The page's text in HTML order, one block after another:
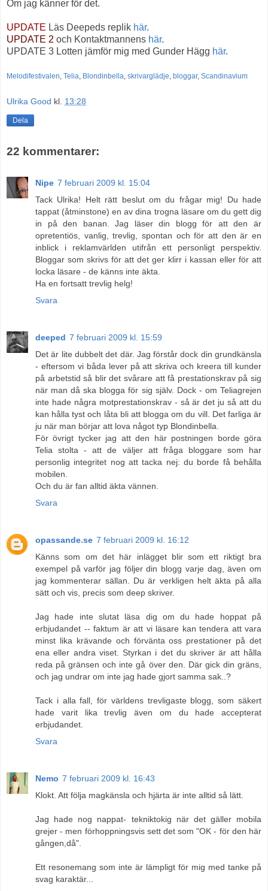
Om jag känner för det.
UPDATE Läs Deepeds replik här.
UPDATE 2 och Kontaktmannens här.
UPDATE 3 Lotten jämför mig med Gunder Hägg här.
Melodifestivalen, Telia, Blondinbella, skrivarglädje, bloggar, Scandinavium
Ulrika Good kl. 13:28
Dela
22 kommentarer:
Nipe 7 februari 2009 kl. 15:04
Tack Ulrika! Helt rätt beslut om du frågar mig! Du hade
tappat (åtminstone) en av dina trogna läsare om du gett dig
in på den banan. Jag läser din blogg för att den är
opretentiös, vanlig, trevlig, spontan och för att den är en
inblick i reklamvärlden utifrån ett personligt perspektiv.
Bloggar som skrivs för att det ger klirr i kassan eller för att
locka läsare - de känns inte äkta.
Ha en fortsatt trevlig helg!
Svara
deeped 7 februari 2009 kl. 15:59
Det är lite dubbelt det där. Jag förstår dock din grundkänsla
- eftersom vi båda lever på att skriva och kreera till kunder
på arbetstid så blir det svårare att få prestationskrav på sig
när man då ska blogga för sig själv. Dock - om Teliagrejen
inte hade några motprestationskrav - så är det ju så att du
kan hålla tyst och låta bli att blogga om du vill. Det farliga är
ju när man börjar att lova något typ Blondinbella.
För övrigt tycker jag att den här postningen borde göra
Telia stolta - att de väljer att fråga bloggare som har
personlig integritet nog att tacka nej: du borde få behålla
mobilen.
Och du är fan alltid äkta vännen.
Svara
opassande.se 7 februari 2009 kl. 16:12
Känns som om det här inlägget blir som ett riktigt bra
exempel på varför jag följer din blogg varje dag, även om
jag kommenterar sällan. Du är verkligen helt äkta på alla
sätt och vis, precis som deep skriver.
Jag hade inte slutat läsa dig om du hade hoppat på
erbjudandet -- faktum är att vi läsare kan tendera att vara
minst lika krävande och förvänta oss prestationer på det
ena eller andra viset. Styrkan i det du skriver är att hålla
reda på gränsen och inte gå över den. Där gick din gräns,
och jag undrar om inte jag hade gjort samma sak..?
Tack i alla fall, för världens trevligaste blogg, som säkert
hade varit lika trevlig även om du hade accepterat
erbjudandet.
Svara
Nemo 7 februari 2009 kl. 16:43
Klokt. Att följa magkänsla och hjärta är inte alltid så lätt.
Jag hade nog nappat- tekniktokig när det gäller mobila
grejer - men förhoppningsvis sett det som "OK - för den här
gången,då".
Ett resonemang som inte är lämpligt för mig med tanke på
svag karaktär...